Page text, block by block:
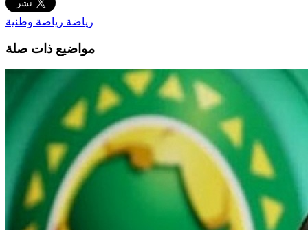
رياضة رياضة وطنية
مواضيع ذات صلة